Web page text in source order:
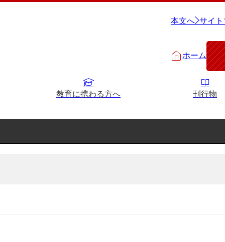
本文へ サイ
ホーム
教育に携わる方へ 刊行物